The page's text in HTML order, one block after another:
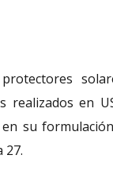
realizados en
su
27.